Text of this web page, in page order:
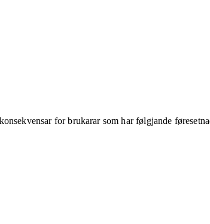
for brukarar som har følgjande